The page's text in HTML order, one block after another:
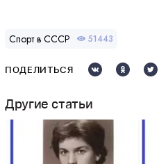
Спорт в СССР 51443
ПОДЕЛИТЬСЯ
Другие статьи